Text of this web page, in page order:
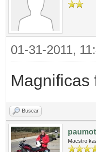
01-31-2011,
Magnificas
Buscar
Maestro